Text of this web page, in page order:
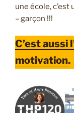
une école,
– garçon !!!
C’est aussi
motivation.